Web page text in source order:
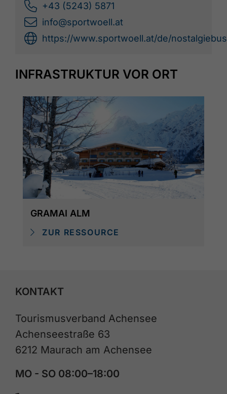
+43 (5243) 5871
info@sportwoell.at
https://www.sportwoell.at/de/nostalgiebus
INFRASTRUKTUR VOR ORT
GRAMAI ALM
ZUR RESSOURCE
KONTAKT
Tourismusverband Achensee
Achenseestraße 63
6212 Maurach am Achensee
MO - SO 08:00–18:00